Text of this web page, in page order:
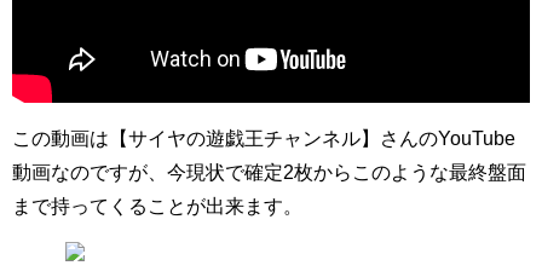
この動画は【サイヤの遊戯王チャンネル】さんのYouTube
動画なのですが、今現状で確定2枚からこのような最終盤面
まで持ってくることが出来ます。